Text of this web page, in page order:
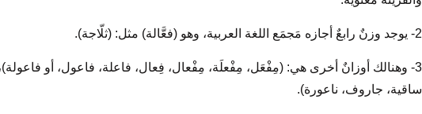
2- يوجد وزنٌ رابعٌ أجازه مَجمَع اللغة العربية، وهو (فعَّالة) مثل: (ثلّاجة).
3- وهنالك أوزانٌ أخرى هي: (مِفْعَل، مِفْعلَة، مِفْعال، فِعال، فاعلة، فاعول، أو
ساقية، جاروف، ناعورة).